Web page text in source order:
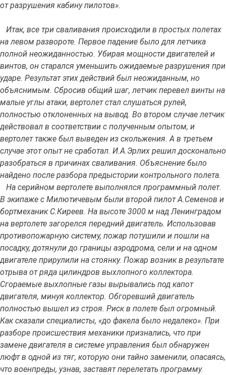
от разрушения кабину пилотов».
Итак, все три сваливания происходили в простых полетах
на левом развороте. Первое падение было для летчика
полной неожиданностью. Убирая мощности двигателей и
винтов, он старался уменьшить ожидаемые разрушения при
ударе. Результат этих действий был неожиданным, но
объяснимым. Сбросив общий шаг, летчик перевел винты на
малые углы атаки, вертолет стал слушаться рулей,
полностью отклоненных на вывод. Во втором случае летчик
действовал в соответствии с полученным опытом, и
вертолет также был выведен из скольжения. А в третьем
случае этот опыт не сработал. И.А.Эрлих решил досконально
разобраться в причинах сваливания. Объяснение было
найдено после разбора предыстории контрольного полета.
На серийном вертолете выполнялся программный полет.
В экипаже с Милютичевым были второй пилот А.Семенов и
бортмеханик С.Киреев. На высоте 3000 м над Ленинградом
на вертолете загорелся передний двигатель. Использовав
противопожарную систему, пожар потушили и пошли на
посадку, дотянули до границы аэродрома, сели и на одном
двигателе прирулили на стоянку. Пожар возник в результате
отрыва от ряда цилиндров выхлопного коллектора.
Сгораемые выхлопные газы вырывались под капот
двигателя, минуя коллектор. Обгоревший двигатель
полностью вышел из строя. Риск в полете был огромный.
Как сказали специалисты, «до факела было недалеко». При
разборе происшествия механики признались, что при
замене двигателя в системе управления был обнаружен
люфт в одной из тяг, которую они тайно заменили, опасаясь,
что военпреды, узнав, заставят перелетать программу.